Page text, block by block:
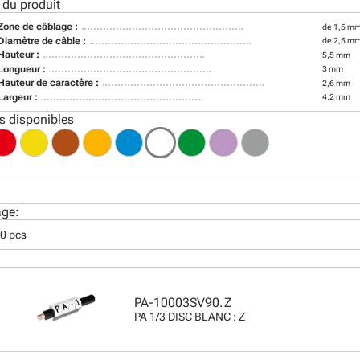
produit
de câblage : de 1,5
de câble : de 2,5
: 5,5 mm
: 3 mm
de caractère : 2,6 mm
: 4,2 mm
disponibles
pcs
PA-10003SV90.Z
PA 1/3 DISC BLANC : Z